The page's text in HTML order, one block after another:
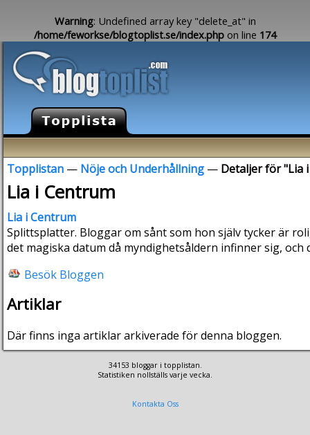
Warning: Undefined array key "delete_at" in
/home/feworkse/blogtoplist.se/index.php on line 174
Topplistan — Nöje och Underhållning — Detaljer för "Lia
Lia i Centrum
Lia i Centrum
Splittsplatter. Bloggar om sånt som hon själv tycker är
det magiska datum då myndighetsåldern infinner sig, och
Besök Bloggen
Artiklar
Där finns inga artiklar arkiverade för denna bloggen.
34153 bloggar i topplistan.
Statistiken nollställs varje vecka.
Kontakta Oss